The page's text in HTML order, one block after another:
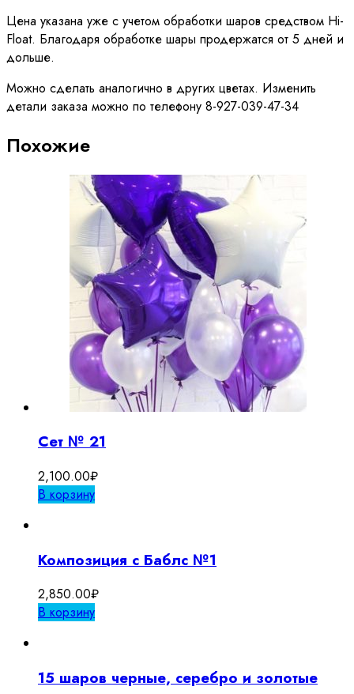
Цена указана уже с учетом обработки шаров средством Hi-
Float. Благодаря обработке шары продержатся от 5 дней и
дольше.
Можно сделать аналогично в других цветах. Изменить
детали заказа можно по телефону 8-927-039-47-34
Похожие
Сет № 21
2,100.00₽
В корзину
Композиция с Баблс №1
2,850.00₽
В корзину
15 шаров черные, серебро и золотые